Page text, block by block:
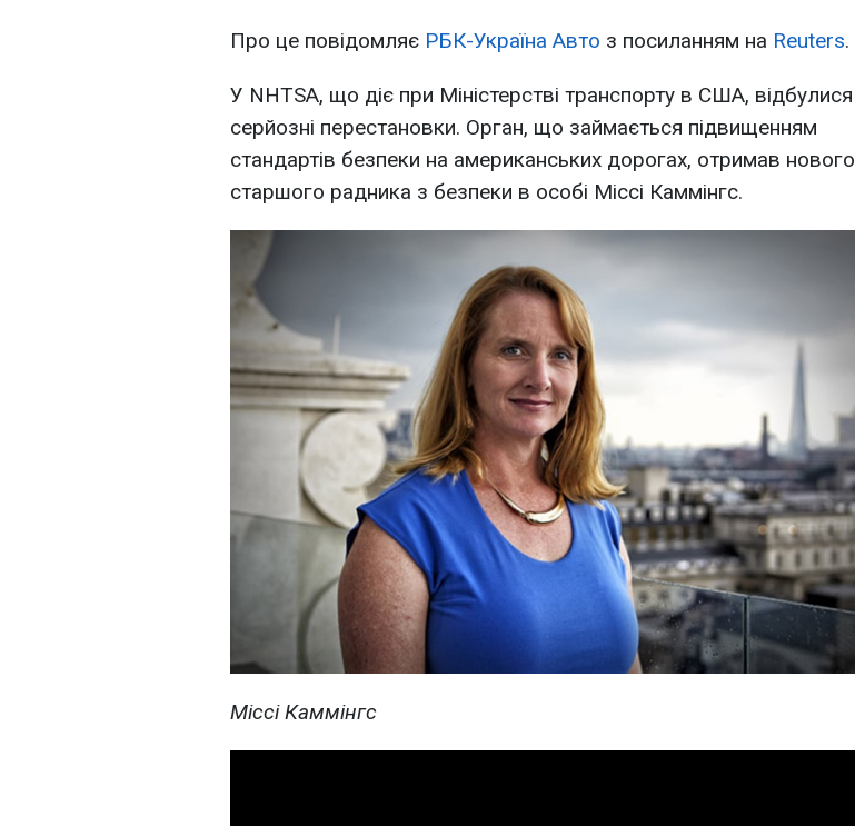
Про це повідомляє РБК-Україна Авто з посиланням на Reuters.
У NHTSA, що діє при Міністерстві транспорту в США, відбулися
серйозні перестановки. Орган, що займається підвищенням
стандартів безпеки на американських дорогах, отримав нового
старшого радника з безпеки в особі Міссі Каммінгс.
Міссі Каммінгс